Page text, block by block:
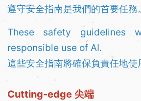
遵守安全指南是我們的首要任務
These safety guidelines
responsible use of AI.
這些安全指南將確保負責任地使
Cutting-edge 尖端